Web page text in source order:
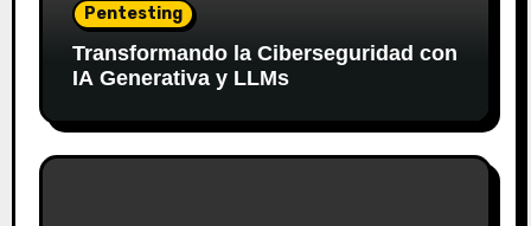
Pentesting
Transformando la Ciberseguridad con
IA Generativa y LLMs